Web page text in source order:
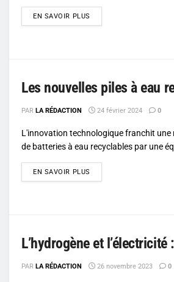
EN SAVOIR PLUS
Les nouvelles piles à eau
PAR LA RÉDACTION 24 février 2024 0
L'innovation technologique franchit une
de batteries à eau recyclables par une
EN SAVOIR PLUS
L’hydrogène et
PAR LA RÉDACTION 26 novembre 2023 0